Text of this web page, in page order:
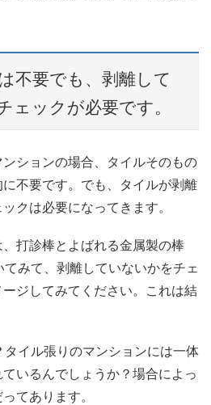
不要でも、剥離して
ェックが必要です。
ションの場合、タイルそのもの
不要です。でも、タイルが剥離
クは必要になってきます。
打診棒とよばれる金属製の棒
みて、剥離していないかをチェ
ジしてみてください。これは結
タイル張りのマンションには一体
いるんでしょうか？場合によっ
てあります。